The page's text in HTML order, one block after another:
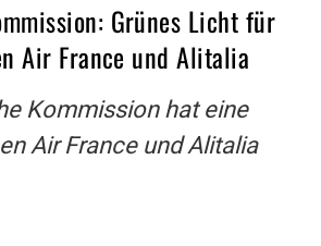
Grünes Licht für
Air France und Alitalia
Kommission hat eine
Air France und Alitalia